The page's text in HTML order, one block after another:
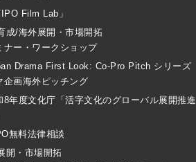
Film Lab」
成/海外展開・市場開拓
ナー・ワークショップ
Drama First Look: Co-Pro Pitch シリーズ
企画海外ピッチング
8年度文化庁「活字文化のグローバル展開推進
無料法律相談
開・市場開拓